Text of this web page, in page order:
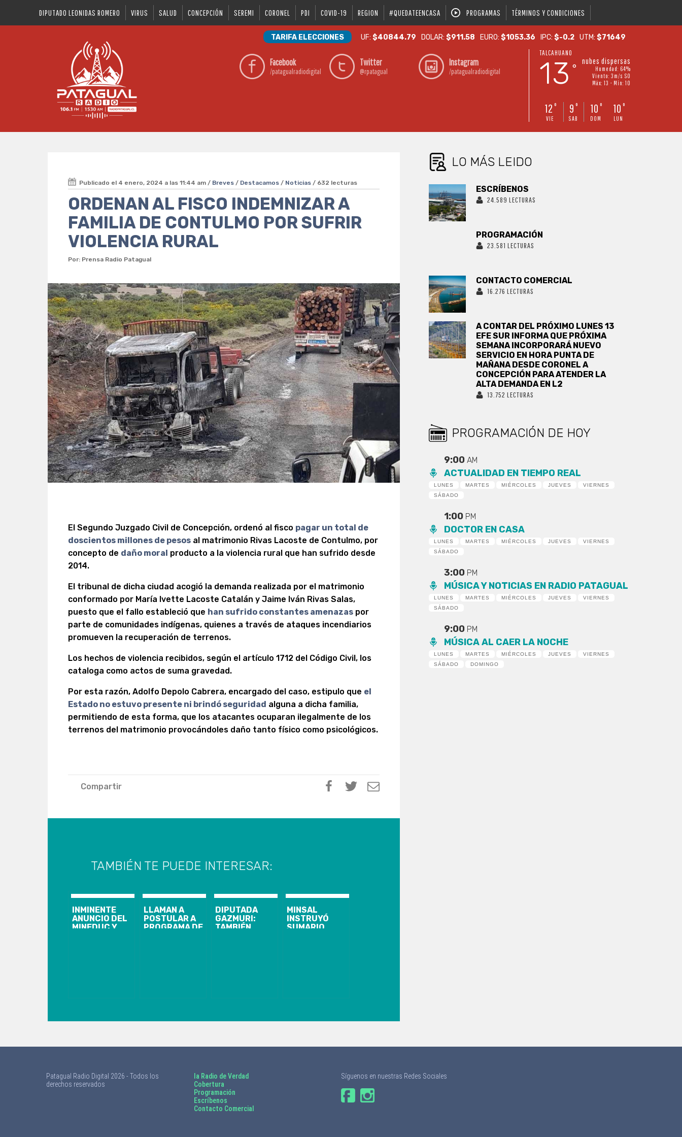
DIPUTADO LEONIDAS ROMERO VIRUS SALUD CONCEPCIÓN SEREMI CORONEL PDI COVID-19 REGION #QUEDATEENCASA PROGRAMAS TÉRMINOS Y CONDICIONES
TARIFA ELECCIONES UF:$40844.79 DOLAR:$911.58 EURO:$1053.36 IPC:$-0.2 UTM:$71649
Facebook
/patagualradiodigital
Twitter
@rpatagual
Instagram
/patagualradiodigital
TALCAHUANO
13 °
nubes dispersas
Humedad: 64%
Viento: 3m/s SO
Máx: 13 • Mín: 10
12 °
VIE
9 °
SAB
10 °
DOM
10 °
LUN
Publicado el 4 enero, 2024 a las 11:44 am / Breves / Destacamos / Noticias / 632 lecturas
ORDENAN AL FISCO INDEMNIZAR A
FAMILIA DE CONTULMO POR SUFRIR
VIOLENCIA RURAL
Por: Prensa Radio Patagual
El Segundo Juzgado Civil de Concepción, ordenó al fisco pagar un total de
doscientos millones de pesos al matrimonio Rivas Lacoste de Contulmo, por
concepto de daño moral producto a la violencia rural que han sufrido desde
2014.
El tribunal de dicha ciudad acogió la demanda realizada por el matrimonio
conformado por María Ivette Lacoste Catalán y Jaime Iván Rivas Salas,
puesto que el fallo estableció que han sufrido constantes amenazas por
parte de comunidades indígenas, quienes a través de ataques incendiarios
promueven la recuperación de terrenos.
Los hechos de violencia recibidos, según el artículo 1712 del Código Civil, los
cataloga como actos de suma gravedad.
Por esta razón, Adolfo Depolo Cabrera, encargado del caso, estipulo que el
Estado no estuvo presente ni brindó seguridad alguna a dicha familia,
permitiendo de esta forma, que los atacantes ocuparan ilegalmente de los
terrenos del matrimonio provocándoles daño tanto físico como psicológicos.
Compartir
TAMBIÉN TE PUEDE INTERESAR:
INMINENTE
ANUNCIO DEL
MINEDUC Y
LLAMAN A
POSTULAR A
PROGRAMA DE
DIPUTADA
GAZMURI:
TAMBIÉN
MINSAL
INSTRUYÓ
SUMARIO
LO MÁS LEIDO
ESCRÍBENOS
24.589 LECTURAS
PROGRAMACIÓN
23.581 LECTURAS
CONTACTO COMERCIAL
16.276 LECTURAS
A CONTAR DEL PRÓXIMO LUNES 13
EFE SUR INFORMA QUE PRÓXIMA
SEMANA INCORPORARÁ NUEVO
SERVICIO EN HORA PUNTA DE
MAÑANA DESDE CORONEL A
CONCEPCIÓN PARA ATENDER LA
ALTA DEMANDA EN L2
13.752 LECTURAS
PROGRAMACIÓN DE HOY
9:00AM
ACTUALIDAD EN TIEMPO REAL
LUNES MARTES MIÉRCOLES JUEVES
VIERNES
SÁBADO
1:00 PM
DOCTOR EN CASA
LUNES MARTES MIÉRCOLES JUEVES
VIERNES
SÁBADO
3:00 PM
MÚSICA Y NOTICIAS EN RADIO PATAGUAL
LUNES MARTES MIÉRCOLES JUEVES
VIERNES
SÁBADO
9:00 PM
MÚSICA AL CAER LA NOCHE
LUNES MARTES MIÉRCOLES JUEVES
VIERNES
SÁBADO
DOMINGO
Patagual Radio Digital 2026 - Todos los
derechos reservados
la Radio de Verdad
Cobertura
Programación
Escríbenos
Contacto Comercial
Síguenos en nuestras Redes Sociales